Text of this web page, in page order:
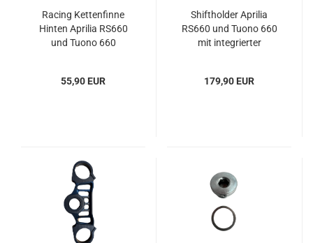
Racing Kettenfinne
Hinten Aprilia RS660
und Tuono 660
55,90 EUR
Shiftholder Aprilia
RS660 und Tuono 660
mit integrierter
179,90 EUR